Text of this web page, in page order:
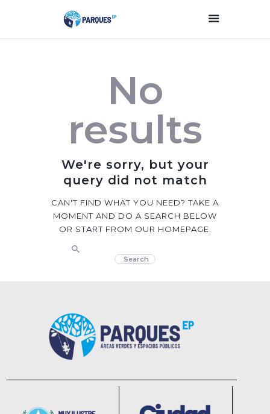
Parques Y Plazas
Participación
Ciudadana
Planificación
Transparencia
Contacto
No
results
We're sorry, but your
query did not match
CAN'T FIND WHAT YOU NEED? TAKE A
MOMENT AND DO A SEARCH BELOW
OR START FROM OUR HOMEPAGE